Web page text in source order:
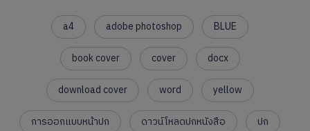
a4 adobe photoshop
BLUE
book cover
cover
docx
download cover
word
yellow
การออกแบบหน้าปก
ดาวน์โหลดปกหนังสือ
ปก